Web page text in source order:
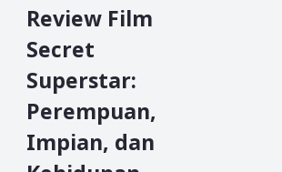
Review Film
Secret
Superstar:
Perempuan,
Impian, dan